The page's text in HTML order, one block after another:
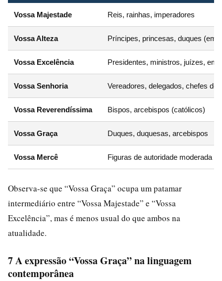
Vossa Majestade Reis, rainhas, imperadores
Vossa Alteza Príncipes, princesas, duques (em
Vossa Excelência Presidentes, ministros, juízes,
Vossa Senhoria Vereadores, delegados, chefes de
Vossa Reverendíssima Bispos, arcebispos (católicos)
Vossa Graça Duques, duquesas, arcebispos
Vossa Mercê Figuras de autoridade moderada
Observa-se que “Vossa Graça” ocupa um patamar
intermediário entre “Vossa Majestade” e “Vossa
Excelência”, mas é menos usual do que ambos na
atualidade.
7 A expressão “Vossa Graça” na linguagem
contemporânea